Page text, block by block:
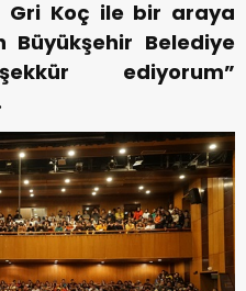
Gri Koç ile bir araya
Büyükşehir Belediye
ediyorum”